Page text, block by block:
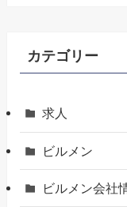
カテゴリー
求人
ビルメン
ビルメン会社